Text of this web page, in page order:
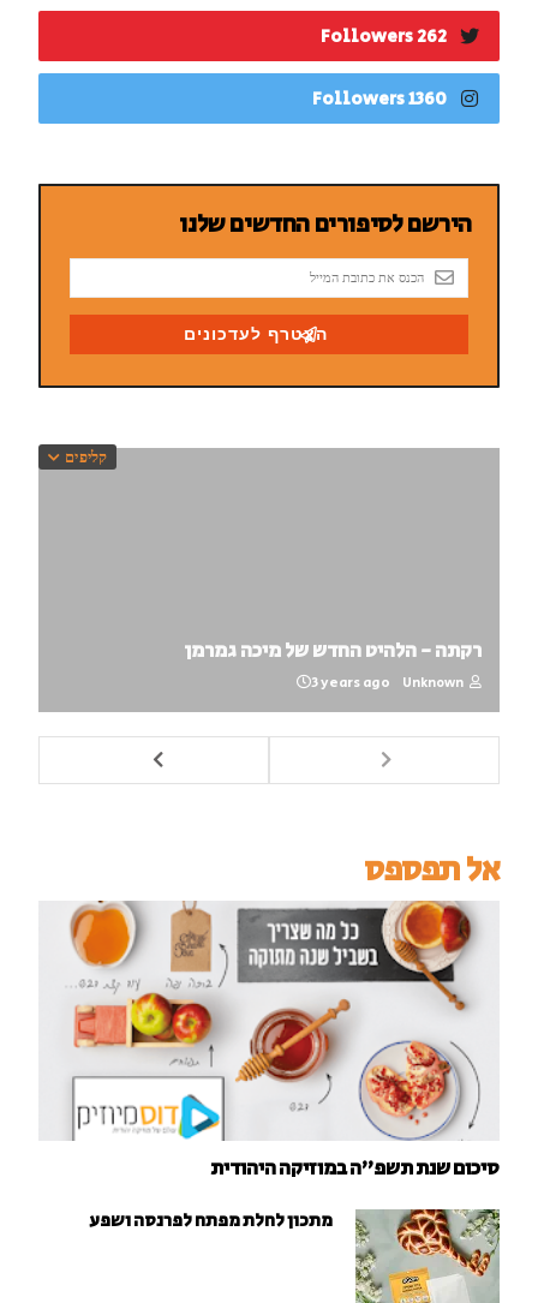
262 Followers
1360 Followers
קליפים
רקתה - הלהיט החדש של מיכה גמרמן
Unknown
3 years ago
אל תפספס
סיכום שנת תשפ"ה במוזיקה היהודית
מתכון לחלת מפתח לפרנסה ושפע